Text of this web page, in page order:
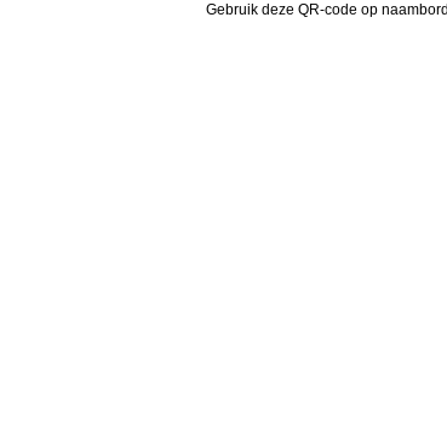
Gebruik deze QR-code op